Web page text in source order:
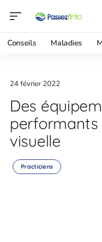
Conseils Maladies
24 février 2022
Des
visuelle
Practiciens